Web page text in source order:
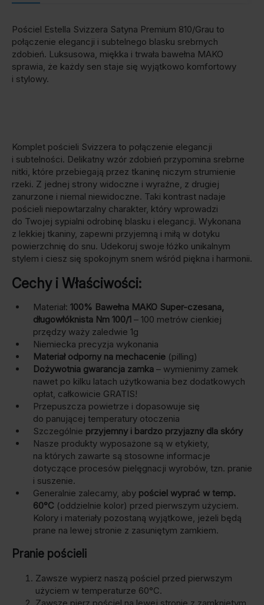
Pościel Estella Svizzera Satyna Premium 810/Grau to
połączenie elegancji i subtelnego blasku srebrnych
zdobień. Luksusowa, miękka i trwała bawełna MAKO
sprawia, że każdy sen staje się wyjątkowo komfortowy
i stylowy.
Komplet pościeli Svizzera to połączenie elegancji
i subtelności. Delikatny wzór zdobień przypomina srebrne
nitki, które przebiegają przez tkaninę niczym strumienie
rzeki. Z jednej strony widoczne i wyraźne, z drugiej
zanurzone i niemal niewidoczne. Taki kontrast nadaje
pościeli niepowtarzalny charakter, który wprowadzi
do Twojej sypialni odrobinę blasku i elegancji. Wykonana
z lekkiej tkaniny, zapewni przyjemną i miłą w dotyku
powierzchnię do snu. Udekoruj swoje łóżko unikalnym
stylem i ciesz się spokojnym snem wśród piękna i harmonii.
Cechy i Właściwości:
Materiał: 100% Bawełna MAKO Super-czesana,
długowłóknista Nm 100/1 – 100 metrów cienkiej
przędzy waży zaledwie 1g
Niemiecka precyzja wykonania
Materiał odporny na mechacenie (pilling)
Dożywotnia gwarancja zamka – wymienimy zamek
nawet po kilku latach użytkowania bez dodatkowych
opłat, całkowicie GRATIS!
Przepuszcza powietrze i dopasowuje się
do panującej temperatury otoczenia
Szczególnie przyjemny i bardzo przyjazny dla skóry
Nasze produkty wyposażone są w etykiety,
na których zawarte są stosowne informacje
dotyczące procesów pielęgnacji wyrobów, tzn. pranie
i suszenie.
Generalnie zalecamy, aby pościel wyprać w temp.
60°C (oddzielnie kolor) przed pierwszym użyciem.
Kolory i materiały pozostaną wyjątkowe, jeżeli będą
prane na lewej stronie z zasuniętym zamkiem.
Pranie pościeli
Zawsze wypierz naszą pościel przed pierwszym
użyciem w temperaturze 60°C.